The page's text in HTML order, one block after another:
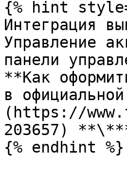
{% hint
Интеграция
Управление
панели
**Как
в
(https://
203657)
{% endhint %}